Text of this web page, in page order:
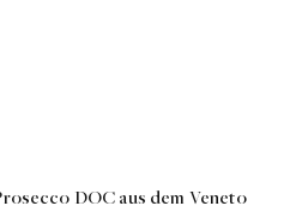
DOC aus dem Veneto